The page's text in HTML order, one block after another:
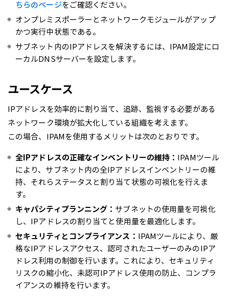
ちらのページをご確認ください。
オンプレミスポーラーとネットワークモジュールがアップ
かつ実行中状態である。
サブネット内のIPアドレスを解決するには、IPAM設定にロ
ーカルDNSサーバーを設定します。
ユースケース
IPアドレスを効率的に割り当て、追跡、監視する必要がある
ネットワーク環境が拡大化している組織を考えます。
この場合、IPAMを使用するメリットは次のとおりです。
全IPアドレスの正確なインベントリーの維持： IPAMツール
により、サブネット内の全IPアドレスインベントリーの維
持、それらステータスと割り当て状態の可視化を行えま
す。
キャパシティプランニング：サブネットの使用量を可視化
し、IPアドレスの割り当てと使用量を最適化します。
セキュリティとコンプライアンス： IPAMツールにより、厳
格なIPアドレスアクセス、認可されたユーザーのみのIPア
ドレス利用の制御を行います。これにより、セキュリティ
リスクの縮小化、未認可IPアドレス使用の防止、コンプラ
イアンスの維持を行います。